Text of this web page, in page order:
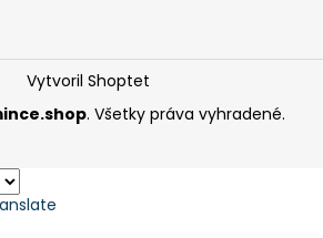
Vytvoril Shoptet
. Všetky práva vyhradené.